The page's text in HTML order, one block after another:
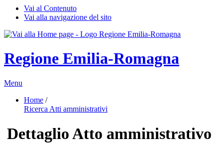
Vai al Contenuto
Vai alla navigazione del sito
Regione Emilia-Romagna
Menu
Home /
Ricerca Atti amministrativi
Dettaglio Atto amministrativo